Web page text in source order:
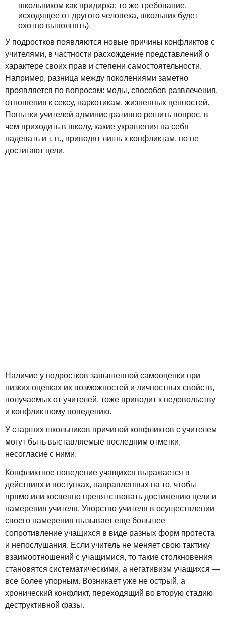
школьником как придирка; то же требование,
исходящее от другого человека, школьник будет
охотно выполнять).
У подростков появляются новые причины конфликтов с
учителями, в частности расхождение представлений о
характере своих прав и степени самостоятельности.
Например, разница между поколениями заметно
проявляется по вопросам: моды, способов развлечения,
отношения к сексу, наркотикам, жизненных ценностей.
Попытки учителей административно решить вопрос, в
чем приходить в школу, какие украшения на себя
надевать и т. п., приводят лишь к конфликтам, но не
достигают цели.
Наличие у подростков завышенной самооценки при
низких оценках их возможностей и личностных свойств,
получаемых от учителей, тоже приводит к недовольству
и конфликтному поведению.
У старших школьников причиной конфликтов с учителем
могут быть выставляемые последним отметки,
несогласие с ними.
Конфликтное поведение учащихся выражается в
действиях и поступках, направленных на то, чтобы
прямо или косвенно препятствовать достижению цели и
намерения учителя. Упорство учителя в осуществлении
своего намерения вызывает еще большее
сопротивление учащихся в виде разных форм протеста
и непослушания. Если учитель не меняет свою тактику
взаимоотношений с учащимися, то такие столкновения
становятся систематическими, а негативизм учащихся —
все более упорным. Возникает уже не острый, а
хронический конфликт, переходящий во вторую стадию
деструктивной фазы.